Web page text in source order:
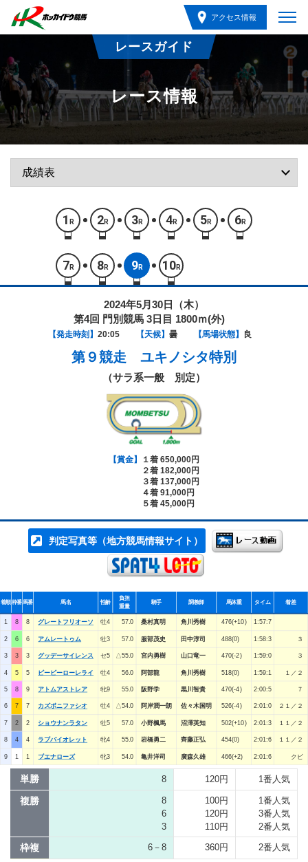
アクセス情報
レースガイド
レース情報
1 R 2R 3R 4R 5R 6R
7 R 8R 9R 10R
2024年5月30日（木）
第4回 門別競馬 3日目 1800ｍ(外)
【発走時刻】 20:05 【天候】 曇 【馬場状態】 良
第９競走 ユキノシタ特別
（サラ系一般 別定）
【賞金】
１着 650,000円
２着 182,000円
３着 137,000円
４着 91,000円
５着 45,000円
判定写真等（地方競馬情報サイト）
着順枠番馬番 馬名 性齢
負担
重量
騎手 調教師 馬体重 タイム 着差
1 8 8 グレートフリオーソ 牡4 57.0 桑村真明 角川秀樹 476(+10) 1:57:7
2 6 6 アムレートゥム 牡3 57.0 服部茂史 田中淳司 488(0) 1:58:3 ３
3 3 3 グッデーサイレンス セ5 △55.0 宮内勇樹 山口竜一 470(-2) 1:59:0 ３
4 5 5 ビービーローレライ 牡4 56.0 阿部龍 角川秀樹 518(0) 1:59:1 １／２
5 8 9 アトムアストレア 牝9 55.0 阪野学 黒川智貴 470(-4) 2:00:5 ７
6 7 7 カズボニファシオ 牡4 △54.0 阿岸潤一朗 佐々木国明 526(-4) 2:01:0 ２１／２
7 2 2 ショウナンラタン 牡5 57.0 小野楓馬 沼澤英知 502(+10) 2:01:3 １１／２
8 4 4 ラブバイオレット 牝4 55.0 岩橋勇二 齊藤正弘 454(0) 2:01:6 １１／２
9 1 1 ブエナローズ 牝3 54.0 亀井洋司 廣森久雄 466(+2) 2:01:6 クビ
単勝 8 120円 1番人気
複勝
8
6
3
100円
120円
110円
1番人気
3番人気
2番人気
枠複 6－8 360円 2番人気